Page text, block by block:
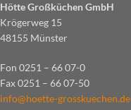
Hötte Großküchen GmbH
Krögerweg 15
48155 Münster
Fon 0251 – 66 07-0
Fax 0251 – 66 07-50
info@hoette-grosskuechen.de